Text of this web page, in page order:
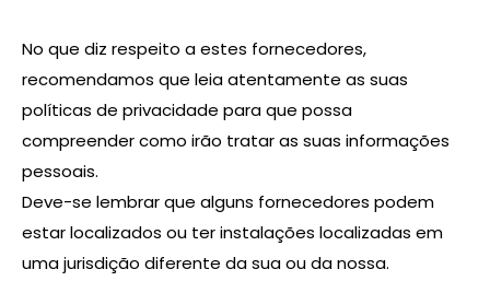
No que diz respeito a estes fornecedores,
recomendamos que leia atentamente as suas
políticas de privacidade para que possa
compreender como irão tratar as suas informações
pessoais.
Deve-se lembrar que alguns fornecedores podem
estar localizados ou ter instalações localizadas em
uma jurisdição diferente da sua ou da nossa.